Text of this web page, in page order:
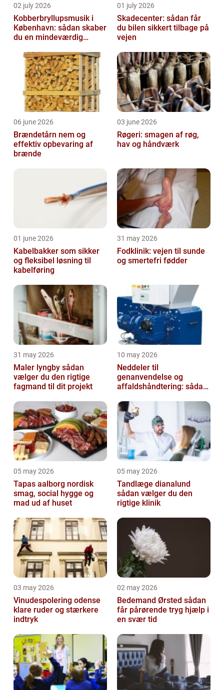
02 july 2026
Kobberbryllupsmusik i
København: sådan skaber
du en mindeværdig
01 july 2026
Skadecenter: sådan får
du bilen sikkert tilbage på
vejen
06 june 2026
Brændetårn nem og
effektiv opbevaring af
brænde
03 june 2026
Røgeri: smagen af røg,
hav og håndværk
01 june 2026
Kabelbakker som sikker
og fleksibel løsning til
kabelføring
31 may 2026
Fodklinik: vejen til sunde
og smertefri fødder
31 may 2026
Maler lyngby sådan
vælger du den rigtige
fagmand til dit projekt
10 may 2026
Neddeler til
genanvendelse og
affaldshåndtering: sådan
05 may 2026
Tapas aalborg nordisk
smag, social hygge og
mad ud af huset
05 may 2026
Tandlæge dianalund
sådan vælger du den
rigtige klinik
03 may 2026
Vinudespolering odense
klare ruder og stærkere
indtryk
02 may 2026
Bedemand Ørsted sådan
får pårørende tryg hjælp i
en svær tid